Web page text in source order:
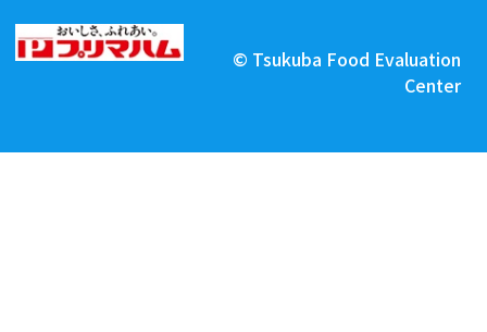
© Tsukuba Food Evaluation
Center